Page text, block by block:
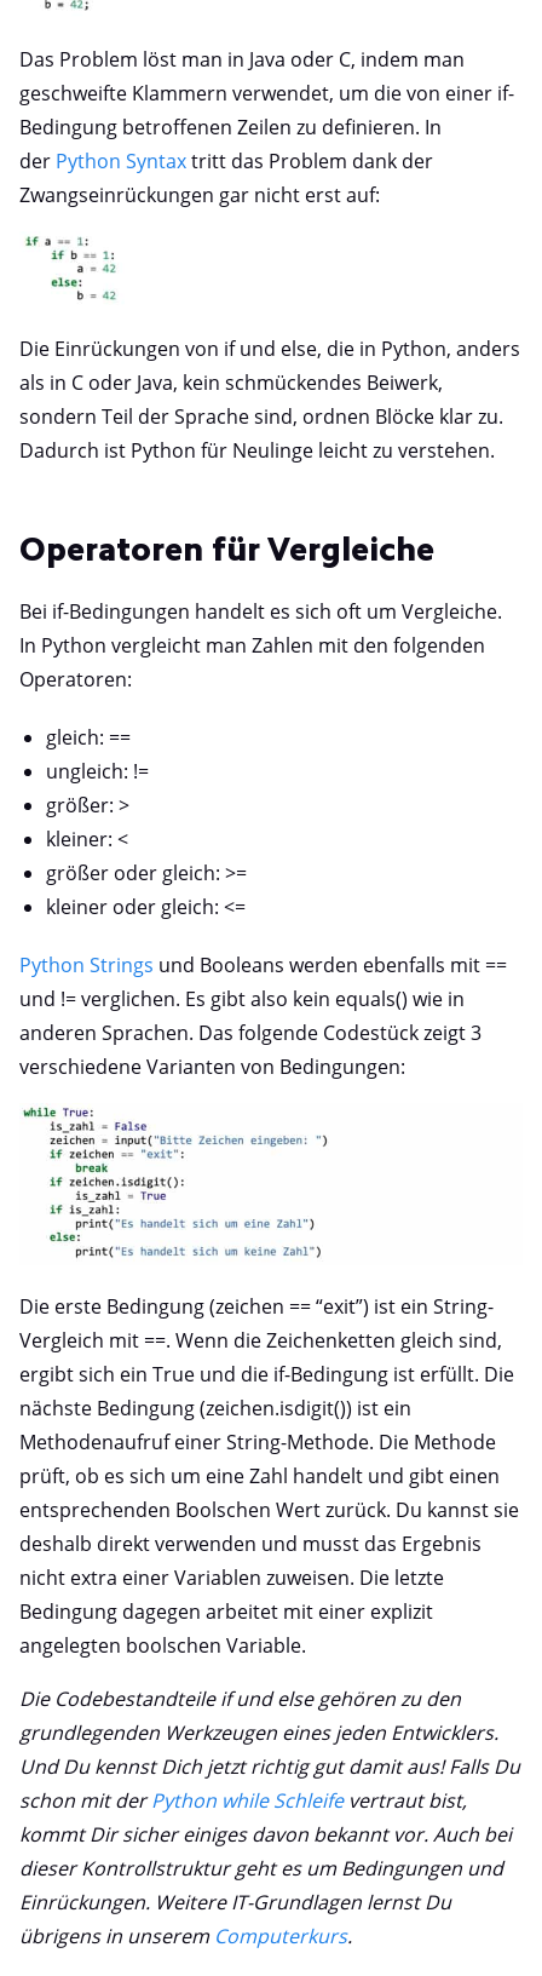
Das Problem löst man in Java oder C, indem man
geschweifte Klammern verwendet, um die von einer if-
Bedingung betroffenen Zeilen zu definieren. In
der Python Syntaxtritt das Problem dank der
Zwangseinrückungen gar nicht erst auf:
Die Einrückungen von if und else, die in Python, anders
als in C oder Java, kein schmückendes Beiwerk,
sondern Teil der Sprache sind, ordnen Blöcke klar zu.
Dadurch ist Python für Neulinge leicht zu verstehen.
Operatoren für Vergleiche
Bei if-Bedingungen handelt es sich oft um Vergleiche.
In Python vergleicht man Zahlen mit den folgenden
Operatoren:
gleich: ==
ungleich: !=
größer: >
kleiner: <
größer oder gleich: >=
kleiner oder gleich: <=
Python Strings und Booleans werden ebenfalls mit ==
und != verglichen. Es gibt also kein equals() wie in
anderen Sprachen. Das folgende Codestück zeigt 3
verschiedene Varianten von Bedingungen:
Die erste Bedingung (zeichen == “exit”) ist ein String-
Vergleich mit ==. Wenn die Zeichenketten gleich sind,
ergibt sich ein True und die if-Bedingung ist erfüllt. Die
nächste Bedingung (zeichen.isdigit()) ist ein
Methodenaufruf einer String-Methode. Die Methode
prüft, ob es sich um eine Zahl handelt und gibt einen
entsprechenden Boolschen Wert zurück. Du kannst sie
deshalb direkt verwenden und musst das Ergebnis
nicht extra einer Variablen zuweisen. Die letzte
Bedingung dagegen arbeitet mit einer explizit
angelegten boolschen Variable.
Die Codebestandteile if und else gehören zu den
grundlegenden Werkzeugen eines jeden Entwicklers.
Und Du kennst Dich jetzt richtig gut damit aus! Falls Du
schon mit derPython while Schleifevertraut bist,
kommt Dir sicher einiges davon bekannt vor. Auch bei
dieser Kontrollstruktur geht es um Bedingungen und
Einrückungen. Weitere IT-Grundlagen lernst Du
übrigens in unserem Computerkurs.